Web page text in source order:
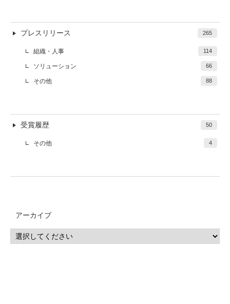
プレスリリース 265
組織・人事 114
ソリューション 66
その他 88
受賞履歴 50
その他 4
アーカイブ